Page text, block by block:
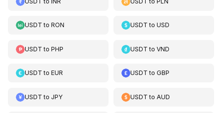
USDT to RON USDT toUSD
USDT to PHP USDT toVND
USDT to EUR USDT toGBP
USDT to JPY USDT to AUD